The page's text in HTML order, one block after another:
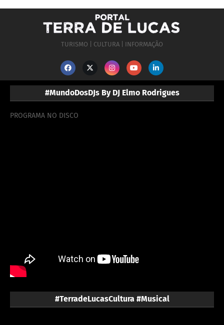
TURISMO | CULTURA | INFORMAÇÃO
#MundoDosDJs By DJ Elmo Rodrigues
PROGRAMA NO DISCO
#TerradeLucasCultura #Musical